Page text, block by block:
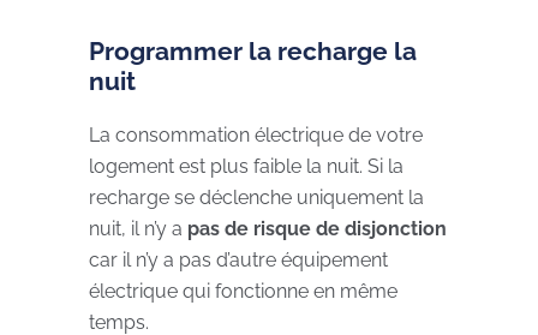
Programmer la recharge la
nuit
La consommation électrique de votre
logement est plus faible la nuit. Si la
recharge se déclenche uniquement la
nuit, il n’y a pas de risque de disjonction
car il n’y a pas d’autre équipement
électrique qui fonctionne en même
temps.